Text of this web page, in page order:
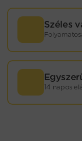
Széles
14 napos